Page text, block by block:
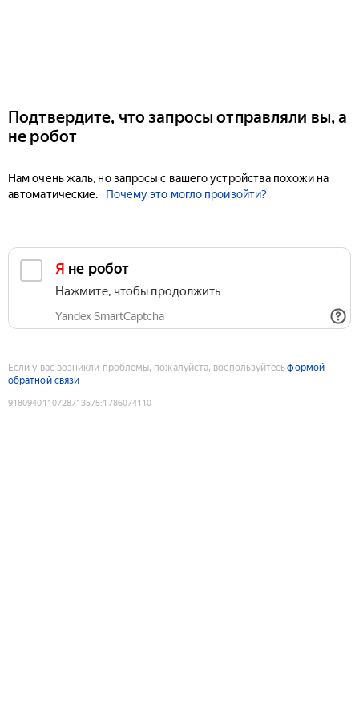
Подтвердите, что запросы отправляли вы, а
не робот
Нам очень жаль, но запросы с вашего устройства похожи на
автоматические.
Почему это могло произойти?
Я не робот
Нажмите, чтобы продолжить
Yandex SmartCaptcha
Если у вас возникли проблемы, пожалуйста, воспользуйтесьформой
обратной связи
9180940110728713575:1786074110